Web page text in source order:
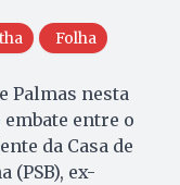
Folha
Palmas nesta
entre o
da Casa de
(PSB), ex-